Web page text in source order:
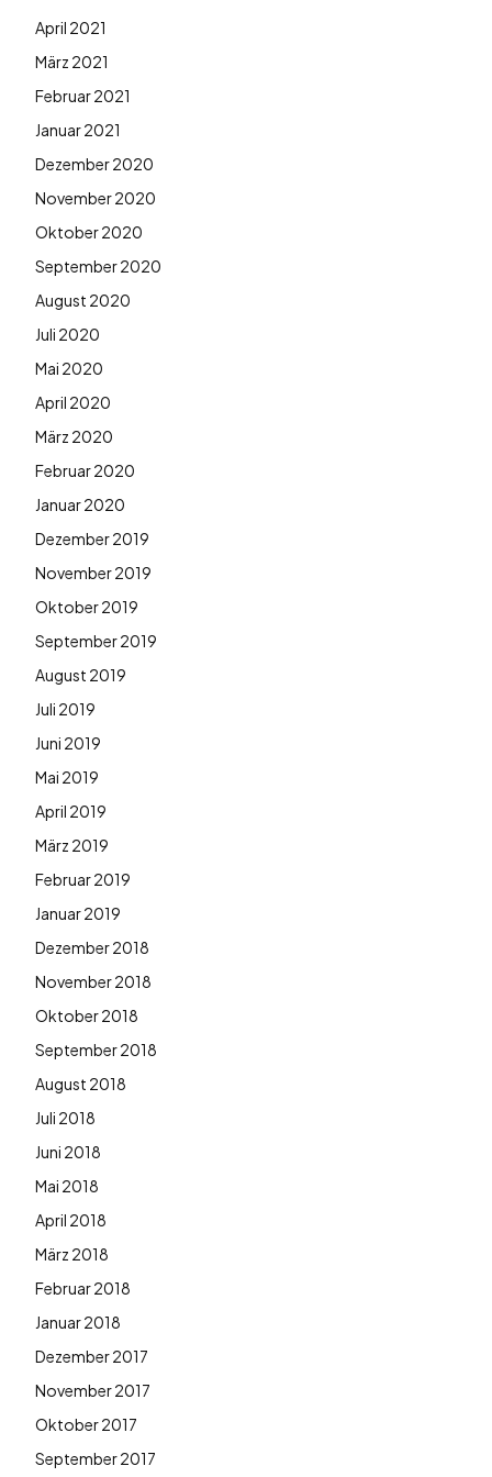
April 2021
März 2021
Februar 2021
Januar 2021
Dezember 2020
November 2020
Oktober 2020
September 2020
August 2020
Juli 2020
Mai 2020
April 2020
März 2020
Februar 2020
Januar 2020
Dezember 2019
November 2019
Oktober 2019
September 2019
August 2019
Juli 2019
Juni 2019
Mai 2019
April 2019
März 2019
Februar 2019
Januar 2019
Dezember 2018
November 2018
Oktober 2018
September 2018
August 2018
Juli 2018
Juni 2018
Mai 2018
April 2018
März 2018
Februar 2018
Januar 2018
Dezember 2017
November 2017
Oktober 2017
September 2017